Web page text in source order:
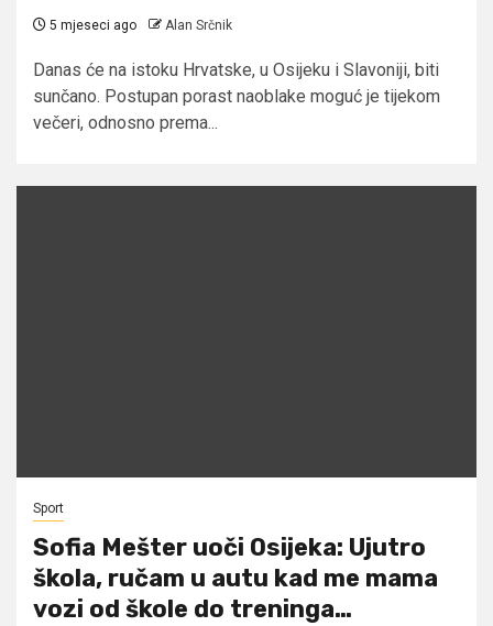
5 mjeseci ago Alan Srčnik
Danas će na istoku Hrvatske, u Osijeku i Slavoniji, biti
sunčano. Postupan porast naoblake moguć je tijekom
večeri, odnosno prema...
Sport
Sofia Mešter uoči Osijeka: Ujutro
škola, ručam u autu kad me mama
vozi od škole do treninga…